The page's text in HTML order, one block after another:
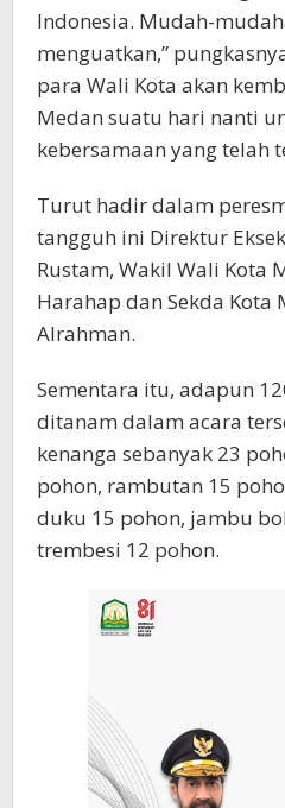
Indonesia. Mudah-
menguatkan,”
para Wali Kota akan
Medan suatu hari nanti
kebersamaan yang telah
Turut hadir dalam
tangguh ini Direktur
Rustam, Wakil Wali Kota
Harahap dan Sekda Kota
Alrahman.
Sementara itu, adapun
ditanam dalam acara
kenanga sebanyak 23
pohon, rambutan 15
duku 15 pohon, jambu
trembesi 12 pohon.